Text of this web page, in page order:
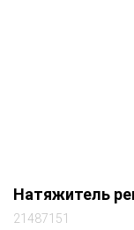
Натяжитель
21487151